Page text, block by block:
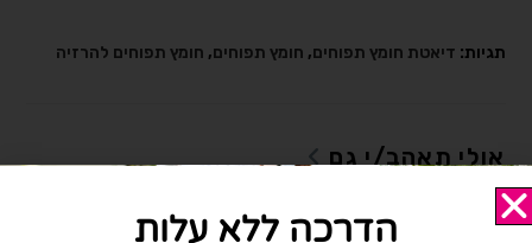
תגיות: דיאטת חומץ תפוחים, חומץ תפוחים, חומץ תפוחים להרזיה
אולי תאהב/י גם
הדרכה ללא עלות